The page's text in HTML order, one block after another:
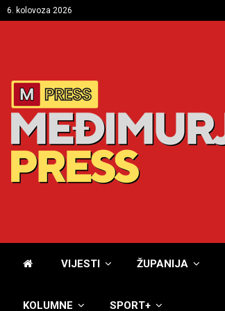
6. kolovoza 2026
VIJESTI ŽUPANIJA
KOLUMNE SPORT+